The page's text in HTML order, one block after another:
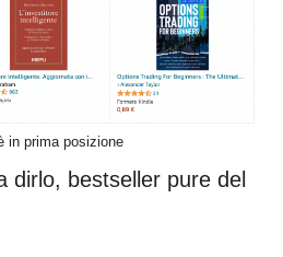
in prima posizione
dirlo, bestseller pure del